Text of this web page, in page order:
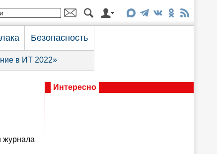
Безопасность
в ИТ 2022»
журнала
Интересно